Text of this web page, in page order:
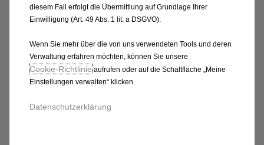
diesem Fall erfolgt die Übermittlung auf Grundlage Ihrer
Einwilligung (Art. 49 Abs. 1 lit. a DSGVO).
Wenn Sie mehr über die von uns verwendeten Tools und deren
Verwaltung erfahren möchten, können Sie unsere
Cookie‑Richtlinieaufrufen oder auf die Schaltfläche „Meine
Einstellungen verwalten“ klicken.
Datenschutzerklärung